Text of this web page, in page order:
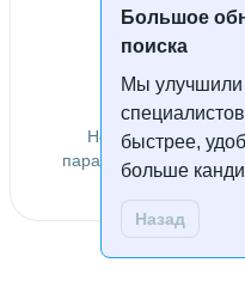
Большое
поиска
Мы улучшили
быстрее,
больше
Назад
Не удалось найти
параметрам.